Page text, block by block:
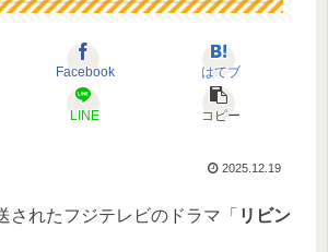
Facebook はてブ
LINE コピー
2025.12.19
されたフジテレビのドラマ「 リビン